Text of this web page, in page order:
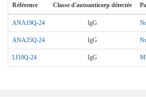
Référence Classe d'autoanticorp détectée
ANA19Q-24 IgG
ANA25Q-24 IgG
LI10Q-24 IgG